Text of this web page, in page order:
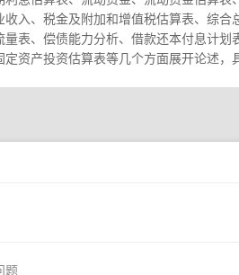
入、税金及附加和增值税估算表、综
表、偿债能力分析、借款还本付息计
资产投资估算表等几个方面展开论述，
题